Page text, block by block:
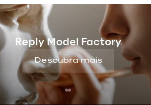
Reply Model Factory
Descubra mais
solução